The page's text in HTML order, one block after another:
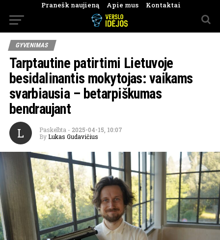
Pranešk naujieną Apie mus Kontaktai
GYVENIMAS
Tarptautine patirtimi Lietuvoje
besidalinantis mokytojas: vaikams
svarbiausia – betarpiškumas
bendraujant
L Paskelbta - 2025-04-15, 10:07
By Lukas Gudavičius